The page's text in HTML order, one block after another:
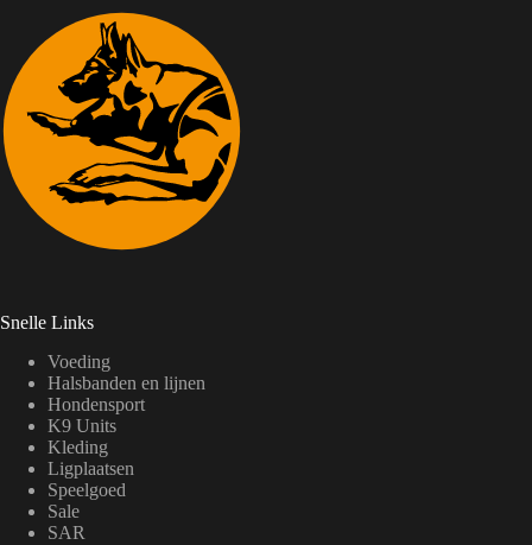
Snelle Links
Voeding
Halsbanden en lijnen
Hondensport
K9 Units
Kleding
Ligplaatsen
Speelgoed
Sale
SAR